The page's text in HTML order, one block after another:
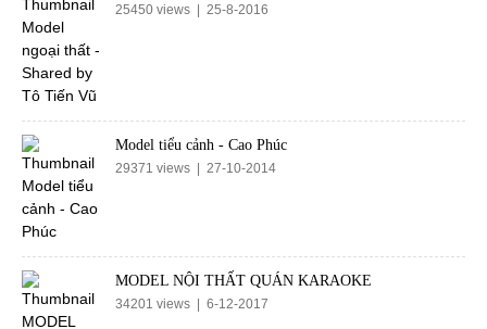
25450 views | 25-8-2016
Model tiểu cảnh - Cao Phúc
29371 views | 27-10-2014
MODEL NỘI THẤT QUÁN KARAOKE
34201 views | 6-12-2017